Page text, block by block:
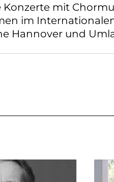
mit
im
Hannover und